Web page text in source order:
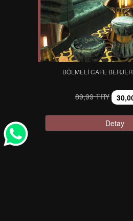
BÖLMELI CAFE
89,99 TRY
Detay